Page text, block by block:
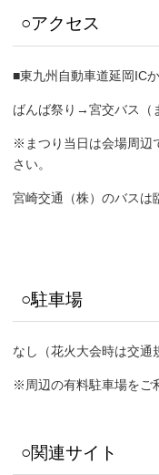
○アクセス
■東九州自動車道延岡IC
ばんば祭り→宮交バス（
※まつり当日は会場周辺
さい。
宮崎交通（株）のバスは
○駐車場
なし（花火大会時は交通
※周辺の有料駐車場をご
○関連サイト